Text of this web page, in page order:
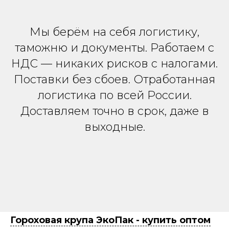
Мы берём на себя логистику,
таможню и документы. Работаем с
НДС — никаких рисков с налогами.
Поставки без сбоев. Отработанная
логистика по всей России.
Доставляем точно в срок, даже в
выходные.
Гороховая крупа ЭкоПак - купить оптом